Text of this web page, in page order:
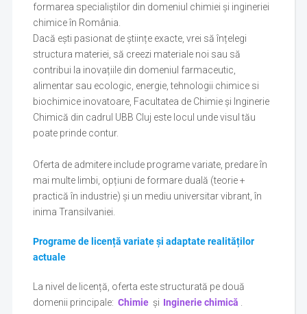
formarea specialiștilor din domeniul chimiei și ingineriei
chimice în România.
Dacă ești pasionat de științe exacte, vrei să înțelegi
structura materiei, să creezi materiale noi sau să
contribui la inovațiile din domeniul farmaceutic,
alimentar sau ecologic, energie, tehnologii chimice si
biochimice inovatoare, Facultatea de Chimie și Inginerie
Chimică din cadrul UBB Cluj este locul unde visul tău
poate prinde contur.
Oferta de admitere include programe variate, predare în
mai multe limbi, opțiuni de formare duală (teorie +
practică în industrie) și un mediu universitar vibrant, în
inima Transilvaniei.
Programe de licență variate și adaptate realităților
actuale
La nivel de licență, oferta este structurată pe două
domenii principale: Chimie și Inginerie chimică